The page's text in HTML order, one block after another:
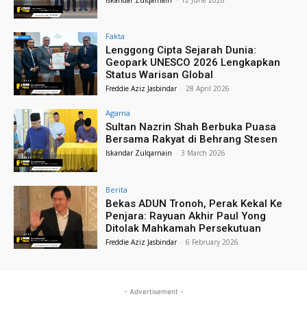
Fakta
Lenggong Cipta Sejarah Dunia:
Geopark UNESCO 2026 Lengkapkan
Status Warisan Global
Freddie Aziz Jasbindar - 28 April 2026
Agama
Sultan Nazrin Shah Berbuka Puasa
Bersama Rakyat di Behrang Stesen
Iskandar Zulqarnain - 3 March 2026
Berita
Bekas ADUN Tronoh, Perak Kekal Ke
Penjara: Rayuan Akhir Paul Yong
Ditolak Mahkamah Persekutuan
Freddie Aziz Jasbindar - 6 February 2026
- Advertisement -